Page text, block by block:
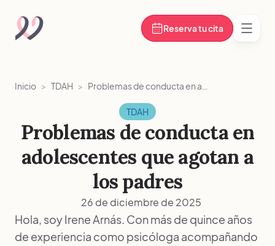
Reserva tu cita Abrir
Inicio > TDAH >
TDAH
Problemas de conducta en
adolescentes que agotan a
los padres
26 de diciembre de 2025
Hola, soy Irene Arnás. Con más de quince años
de experiencia como psicóloga acompañando